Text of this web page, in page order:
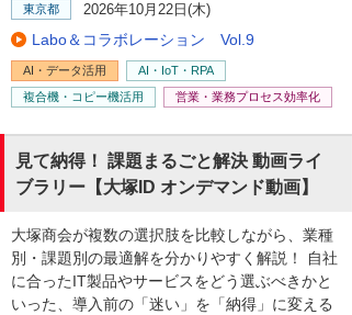
東京都 2026年10月22日(木)
Labo＆コラボレーション Vol.9
AI・データ活用
AI・IoT・RPA
複合機・コピー機活用
営業・業務プロセス効率化
見て納得！ 課題まるごと解決 動画ライ
ブラリー【大塚ID オンデマンド動画】
大塚商会が複数の選択肢を比較しながら、業種
別・課題別の最適解を分かりやすく解説！ 自社
に合ったIT製品やサービスをどう選ぶべきかと
いった、導入前の「迷い」を「納得」に変える